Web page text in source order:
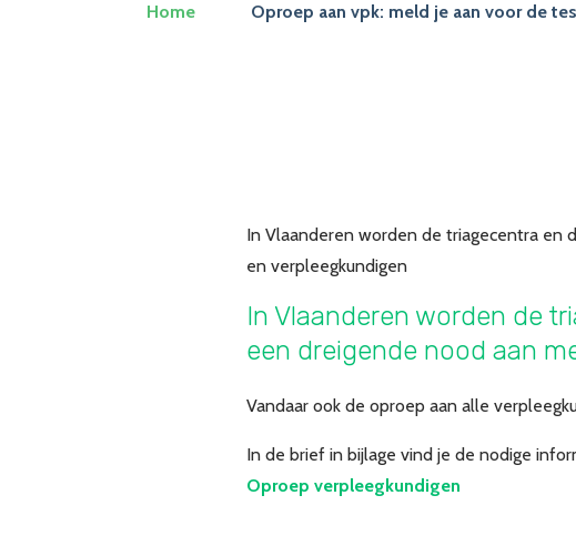
Home Oproep aan vpk: meld je aan voor de
In Vlaanderen worden de triagecentra en
en verpleegkundigen
In Vlaanderen worden de
een dreigende nood aan
Vandaar ook de oproep aan alle
In de brief in bijlage vind je de nodige
Oproep verpleegkundigen